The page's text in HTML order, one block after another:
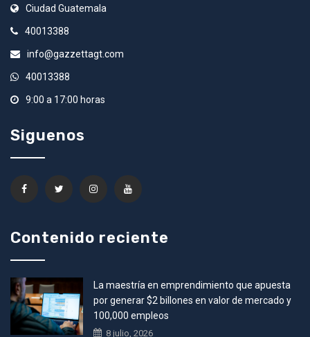
Ciudad Guatemala
40013388
info@gazzettagt.com
40013388
9:00 a 17:00 horas
Siguenos
Contenido reciente
La maestría en emprendimiento que apuesta
por generar $2 billones en valor de mercado y
100,000 empleos
8 julio, 2026